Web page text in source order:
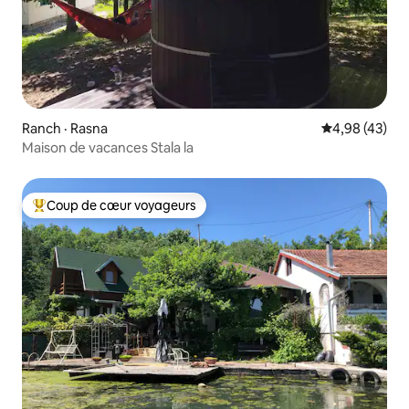
Ranch · Rasna Note
4,98 (43)
Maison de vacances Stala la
Coup de cœur voyageurs parmi les plus aimés
Coup de cœur voyageurs